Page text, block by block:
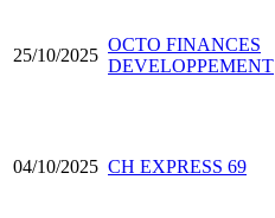
25/10/2025
OCTO FINANCES
DEVELOPPEMENT
04/10/2025 CH EXPRESS 69